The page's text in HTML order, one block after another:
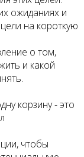
ожиданиях и
на короткую
о том,
и какой
корзину - это
чтобы